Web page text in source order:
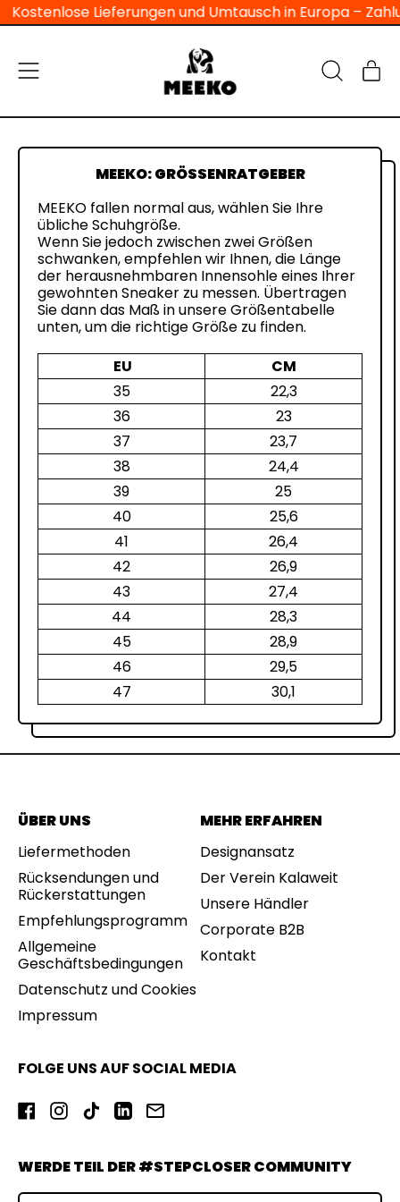
Kostenlose Lieferungen und Umtausch in Europa –
Menü
Auf
Website
MEEKO: GRÖSSENRATGEBER
MEEKO fallen normal aus, wählen Sie Ihre
übliche Schuhgröße.
Wenn Sie jedoch zwischen zwei Größen
schwanken, empfehlen wir Ihnen, die Länge
der herausnehmbaren Innensohle eines Ihrer
gewohnten Sneaker zu messen. Übertragen
Sie dann das Maß in unsere Größentabelle
unten, um die richtige Größe zu finden.
EU
CM
35
22,3
36
23
37
23,7
38
24,4
39
25
40
25,6
41
26,4
42
26,9
43
27,4
44
28,3
45
28,9
46
29,5
47
30,1
ÜBER UNS
Liefermethoden
Rücksendungen und
Rückerstattungen
Empfehlungsprogramm
Allgemeine
Geschäftsbedingungen
Datenschutz und Cookies
Impressum
MEHR ERFAHREN
Designansatz
Der Verein Kalaweit
Unsere Händler
Corporate B2B
Kontakt
FOLGE UNS AUF SOCIAL MEDIA
Facebook
Instagram
TikTokLinkedIn
E-
WERDE TEIL DER #STEPCLOSER COMMUNITY